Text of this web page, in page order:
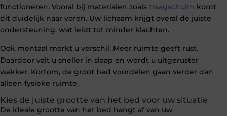
functioneren. Vooral bij materialen zoals traagschuim komt
dit duidelijk naar voren. Uw lichaam krijgt overal de juiste
ondersteuning, wat leidt tot minder klachten.
Ook mentaal merkt u verschil. Meer ruimte geeft rust.
Daardoor valt u sneller in slaap en wordt u uitgeruster
wakker. Kortom, de groot bed voordelen gaan verder dan
alleen fysieke ruimte.
Kies de juiste grootte van het bed voor uw situatie
De ideale grootte van het bed hangt af van uw